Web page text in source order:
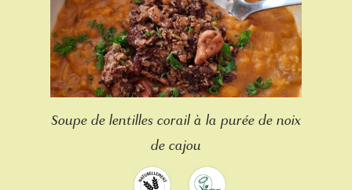
Soupe de lentilles corail à la purée de noix
de cajou